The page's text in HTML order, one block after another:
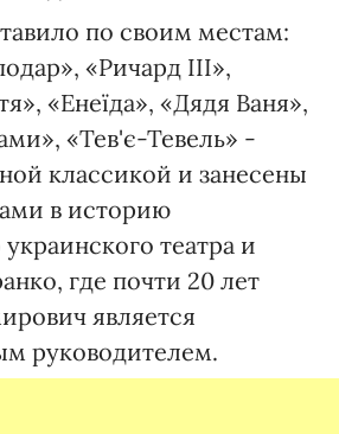
по своим местам:
«Ричард III»,
«Енеїда», «Дядя Ваня»,
«Тев'є-Тевель» -
классикой и занесены
в историю
театра и
где почти 20 лет
является
руководителем.